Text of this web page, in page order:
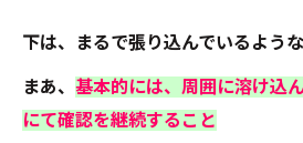
下は、まるで張り込んでいるような
まあ、 基本的には、周囲に溶け込
にて確認を継続すること